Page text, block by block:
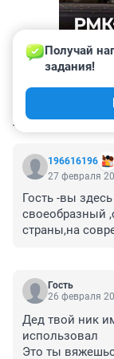
196616196
Получай
задания!
27 февраля
Гость -вы
своеобразный
страны,на
реальную
именно ОНА -
реальность .в
,чтоб
Гость
26 февраля
Дед твой ник
использовал
Это ты